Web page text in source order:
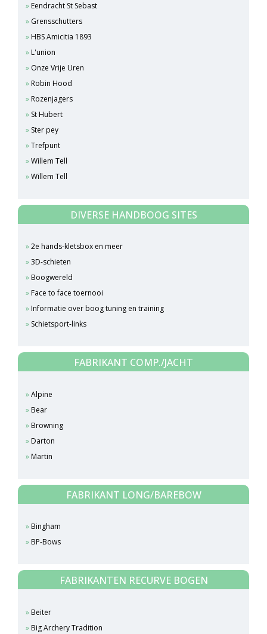
Eendracht St Sebast
Grensschutters
HBS Amicitia 1893
L'union
Onze Vrije Uren
Robin Hood
Rozenjagers
St Hubert
Ster pey
Trefpunt
Willem Tell
Willem Tell
DIVERSE HANDBOOG SITES
2e hands-kletsbox en meer
3D-schieten
Boogwereld
Face to face toernooi
Informatie over boog tuning en training
Schietsport-links
FABRIKANT COMP./JACHT
Alpine
Bear
Browning
Darton
Martin
FABRIKANT LONG/BAREBOW
Bingham
BP-Bows
FABRIKANTEN RECURVE BOGEN
Beiter
Big Archery Tradition